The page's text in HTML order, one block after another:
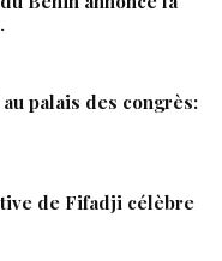
palais des congrès:
de Fifadji célèbre